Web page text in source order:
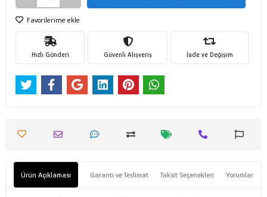
Favorilerime ekle
Hızlı Gönderi Güvenli Alışveriş İade ve Değişim
Ürün Açıklaması Garanti ve Teslimat Taksit Seçenekleri Yorumlar